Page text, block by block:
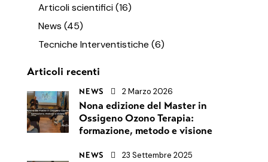
Articoli scientifici(16)
News (45)
Tecniche Interventistiche (6)
Articoli recenti
NEWS 2 Marzo 2026
Nona edizione del Master in
Ossigeno Ozono Terapia:
formazione, metodo e visione
NEWS 23 Settembre 2025